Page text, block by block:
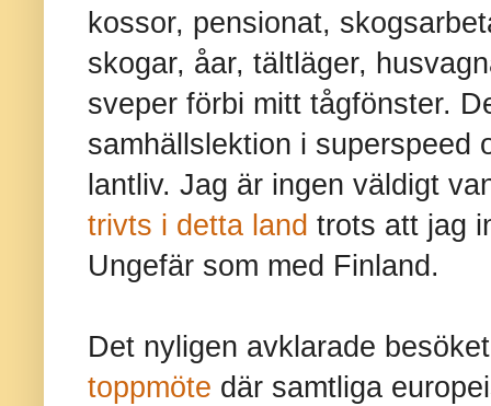
kossor, pensionat,
skogar, åar, tältläger,
sveper förbi mitt tågfönster.
samhällslektion i superspeed
lantliv. Jag är ingen väldigt
trivts i detta land trots att jag
Ungefär som med Finland.
Det nyligen avklarade
toppmöte där samtliga